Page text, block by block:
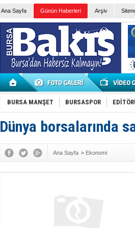
Ana Sayfa Günün Haberleri Arşiv
BURSA MANŞET BURSASPOR
Dünya borsalarında
Ana Sayfa » Ekonomi